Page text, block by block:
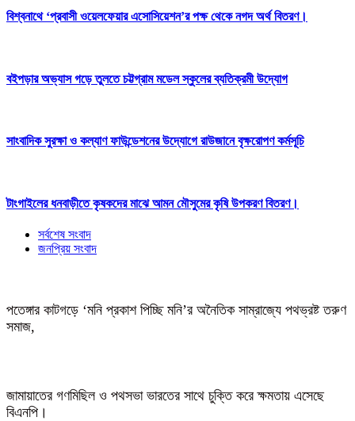
বিশ্বনাথে ‘প্রবাসী ওয়েলফেয়ার এসোসিয়েশন’র পক্ষ থেকে নগদ অর্থ বিতরণ।
বইপড়ার অভ্যাস গড়ে তুলতে চট্টগ্রাম মডেল স্কুলের ব্যতিক্রমী উদ্যোগ
সাংবাদিক সুরক্ষা ও কল্যাণ ফাউন্ডেশনের উদ্যোগে রাউজানে বৃক্ষরোপণ কর্মসূচি
টাংগাইলের ধনবাড়ীতে কৃষকদের মাঝে আমন মৌসুমের কৃষি উপকরণ বিতরণ।
সর্বশেষ সংবাদ
জনপ্রিয় সংবাদ
পতেঙ্গার কাটগড়ে ‘মনি প্রকাশ পিচ্ছি মনি’র অনৈতিক সাম্রাজ্যে পথভ্রষ্ট তরুণ
সমাজ,
জামায়াতের গণমিছিল ও পথসভা ভারতের সাথে চুক্তি করে ক্ষমতায় এসেছে
বিএনপি।